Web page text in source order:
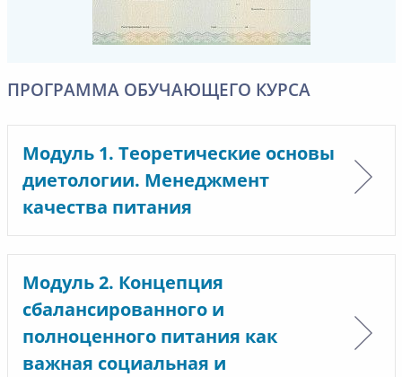
ПРОГРАММА ОБУЧАЮЩЕГО КУРСА
Модуль 1. Теоретические основы
диетологии. Менеджмент
качества питания
Модуль 2. Концепция
сбалансированного и
полноценного питания как
важная социальная и